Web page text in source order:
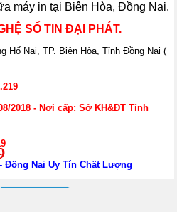
máy in tại Biên Hòa, Đồng Nai.
SỐ TIN ĐẠI PHÁT.
Hố Nai, TP. Biên Hòa, Tỉnh Đồng Nai (
2018 - Nơi cấp: Sở KH&ĐT Tỉnh
Đồng Nai Uy Tín Chất Lượng